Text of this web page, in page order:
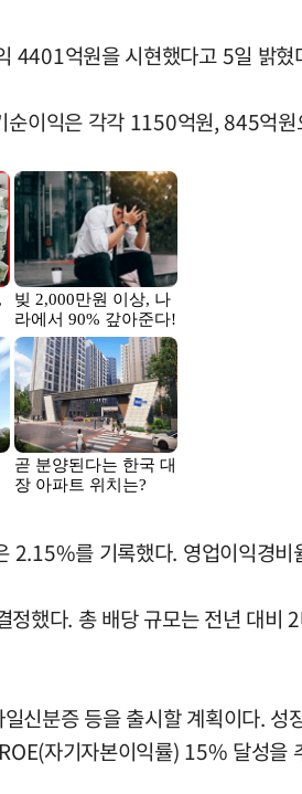
4401억원을 시현했다고 5일 밝혔
이익은 각각 1150억원, 845억원
2.15%를 기록했다. 영업이익경
했다. 총 배당 규모는 전년 대비
신분증 등을 출시할 계획이다.
자기자본이익률) 15% 달성을